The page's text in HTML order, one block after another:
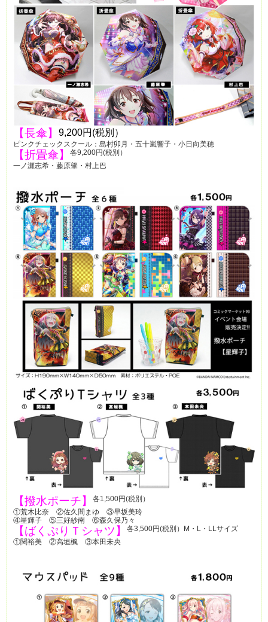
【長傘】 9,200円(税別）
ピンクチェックスクール：島村卯月・五十嵐響子・小日向美穂
【折畳傘】
各9,200円(税別）
一ノ瀬志希・藤原肇・村上巴
【撥水ポーチ】
各1,500円(税別）
①荒木比奈 ②佐久間まゆ ③早坂美玲
④星輝子 ⑤三好紗南 ⑥森久保乃々
【ばくぷりＴシャツ】
各3,500円(税別）M・L・LLサイズ
①関裕美 ②高垣楓 ③本田未央